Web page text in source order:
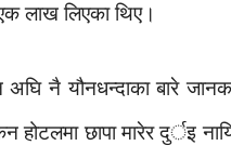
लाख लिएका थिए।
नै यौनधन्दाका बारे
होटलमा छापा मारेर दुर्इ